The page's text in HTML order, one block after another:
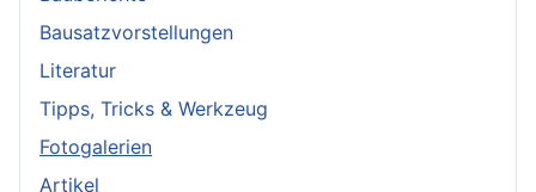
Bausatzvorstellungen
Literatur
Tipps, Tricks & Werkzeug
Fotogalerien
Artikel